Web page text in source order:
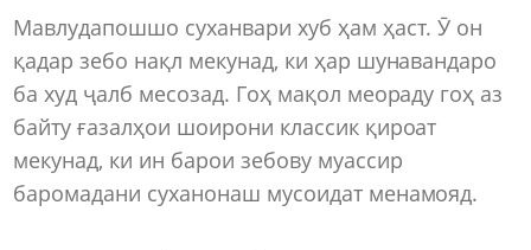
Мавлудапошшо суханвари хуб ҳам ҳаст. Ӯ он
қадар зебо нақл мекунад, ки ҳар шунавандаро
ба худ ҷалб месозад. Гоҳ мақол меораду гоҳ аз
байту ғазалҳои шоирони классик қироат
мекунад, ки ин барои зебову муассир
баромадани суханонаш мусоидат менамояд.